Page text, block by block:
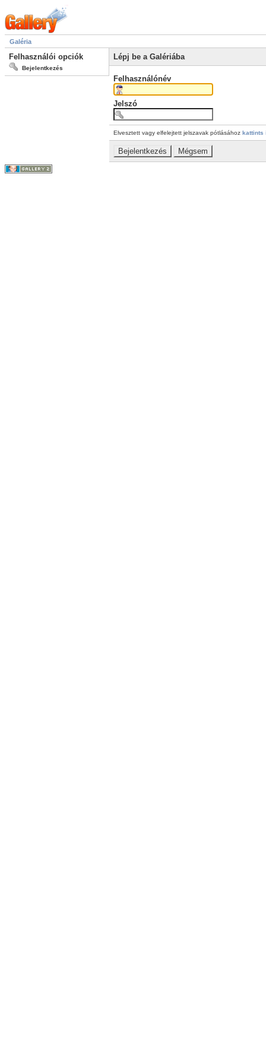
Galéria
Felhasználói opciók
Bejelentkezés
Lépj be a Galériába
Felhasználónév
Jelszó
Elvesztett vagy elfelejtett jelszavak pótlásához kattints